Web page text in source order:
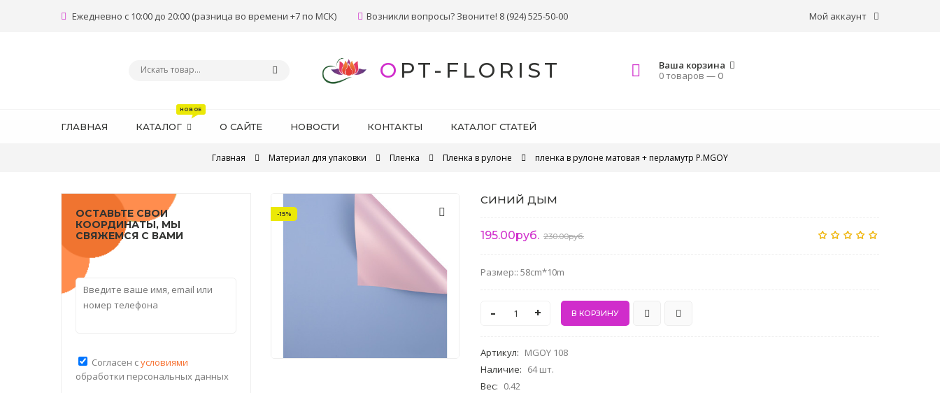
Мой аккаунт
Ежедневно с 10:00 до 20:00 (разница во времени +7 по МСК) Возникли вопросы? Звоните! 8 (924) 525-50-00
OPT-FLORIST
Ваша корзина
0 товаров —0
ГЛАВНАЯ КАТАЛОГ О САЙТЕ НОВОСТИ КОНТАКТЫ КАТАЛОГ СТАТЕЙ
Главная Материал для упаковки Пленка Пленка в рулоне пленка в рулоне матовая + перламутр P.MGOY
-15%
СИНИЙ ДЫМ
195.00руб. 230.00руб.
Размер:: 58cm*10m
- +
Артикул: MGOY 108
Наличие: 64 шт.
Вес: 0.42
ОСТАВЬТЕ СВОИ
КООРДИНАТЫ, МЫ
СВЯЖЕМСЯ С ВАМИ
Согласен сусловиями
обработки персональных данных